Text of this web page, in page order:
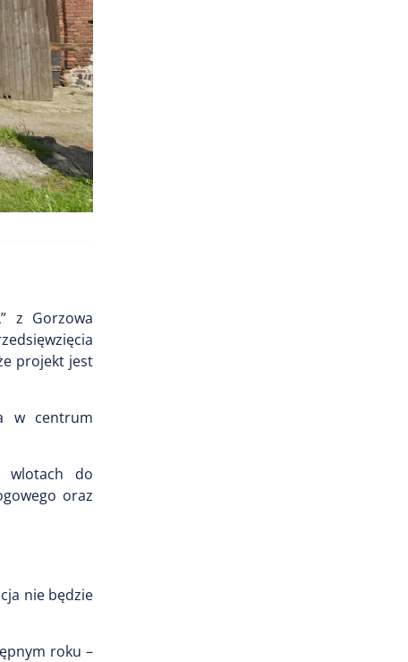
z Gorzowa
projekt jest
w centrum
wlotach do
oraz
nie będzie
roku –